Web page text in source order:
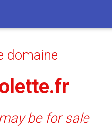
domaine
may be for sale